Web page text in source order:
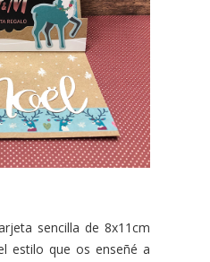
sencilla de 8x11cm
estilo que os enseñé a